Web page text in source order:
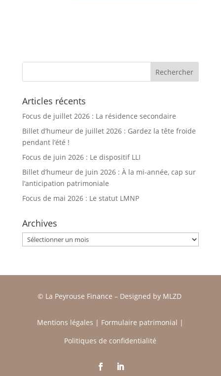
Articles récents
Focus de juillet 2026 : La résidence secondaire
Billet d’humeur de juillet 2026 : Gardez la tête froide
pendant l’été !
Focus de juin 2026 : Le dispositif LLI
Billet d’humeur de juin 2026 : À la mi-année, cap sur
l’anticipation patrimoniale
Focus de mai 2026 : Le statut LMNP
Archives
Archives
© La Peyrouse Finance –Designed by MLZD
Mentions légales | Formulaire patrimonial |
Politiques de confidentialité